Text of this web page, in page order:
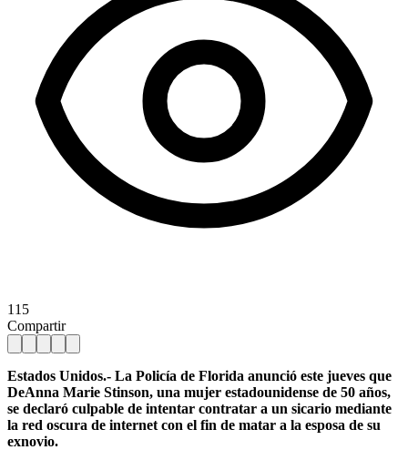
115
Compartir
Estados Unidos.- La Policía de Florida anunció este jueves que
DeAnna Marie Stinson, una mujer estadounidense de 50 años,
se declaró culpable de intentar contratar a un sicario mediante
la red oscura de internet con el fin de matar a la esposa de su
exnovio.